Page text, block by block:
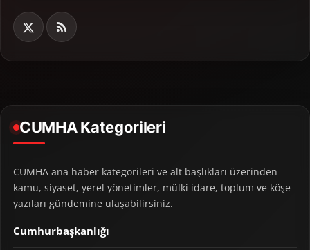
CUMHA Kategorileri
CUMHA ana haber kategorileri ve alt başlıkları üzerinden
kamu, siyaset, yerel yönetimler, mülki idare, toplum ve köşe
yazıları gündemine ulaşabilirsiniz.
Cumhurbaşkanlığı